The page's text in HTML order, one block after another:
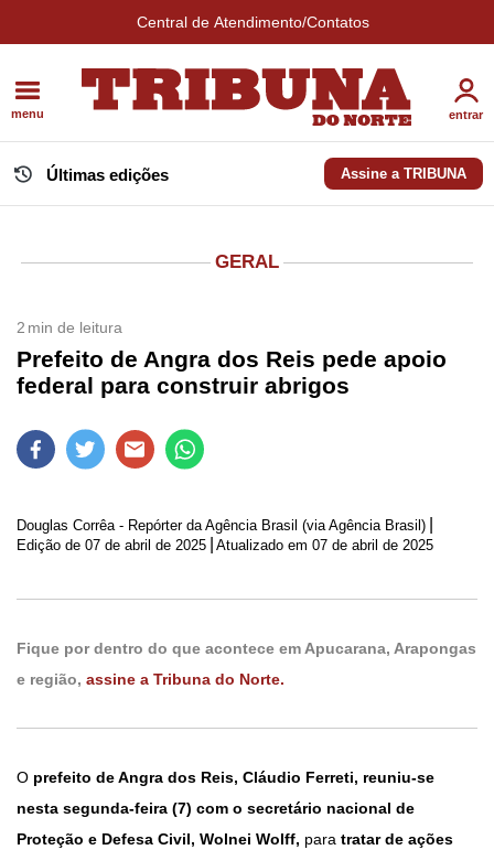
Central de Atendimento/Contatos
menu entrar
Últimas edições Assine a TRIBUNA
GERAL
2 min de leitura
Prefeito de Angra dos Reis pede apoio
federal para construir abrigos
Douglas Corrêa - Repórter da Agência Brasil (via Agência Brasil)
Edição de 07 de abril de 2025 Atualizado em 07 de abril de 2025
Fique por dentro do que acontece em Apucarana, Arapongas
e região, assine a Tribuna do Norte.
O prefeito de Angra dos Reis, Cláudio Ferreti, reuniu-se
nesta segunda-feira (7) com o secretário nacional de
Proteção e Defesa Civil, Wolnei Wolff, para tratar de ações